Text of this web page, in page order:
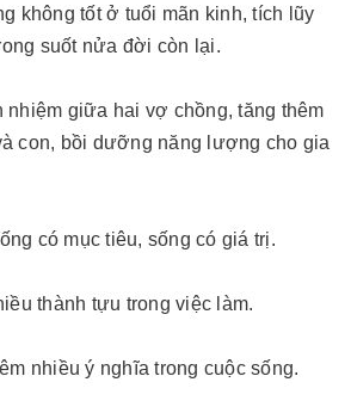
không tốt ở tuổi mãn kinh, tích lũy
suốt nửa đời còn lại.
nhiệm giữa hai vợ chồng, tăng thêm
con, bồi dưỡng năng lượng cho gia
có mục tiêu, sống có giá trị.
thành tựu trong việc làm.
nhiều ý nghĩa trong cuộc sống.